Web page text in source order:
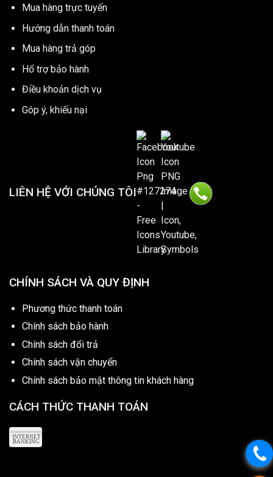
Mua hàng trực tuyến
Hướng dẫn thanh toán
Mua hàng trả góp
Hổ trợ bảo hành
Điều khoản dịch vụ
Góp ý, khiếu nại
LIÊN HỆ VỚI CHÚNG TÔI
CHÍNH SÁCH VÀ QUY ĐỊNH
Phương thức thanh toán
Chính sách bảo hành
Chính sách đổi trả
Chính sách vận chuyển
Chính sách bảo mật thông tin khách hàng
CÁCH THỨC THANH TOÁN